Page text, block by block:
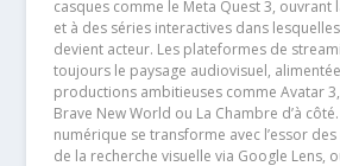
casques comme le Meta Quest 3, ouvrant
et à des séries interactives dans
devient acteur. Les plateformes de
toujours le paysage audiovisuel,
productions ambitieuses comme Avatar
Brave New World ou La Chambre d’à
numérique se transforme avec l’essor
de la recherche visuelle via Google Lens,